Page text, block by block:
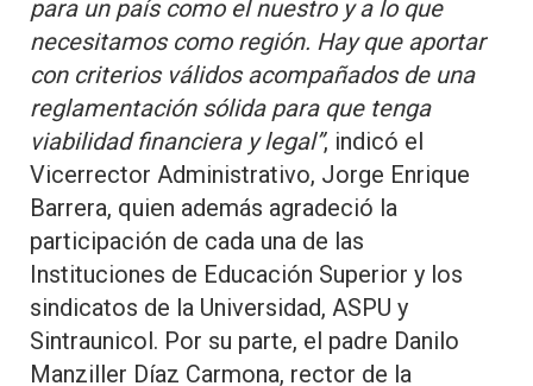
para un país como el nuestro y a lo que
necesitamos como región. Hay que aportar
con criterios válidos acompañados de una
reglamentación sólida para que tenga
viabilidad financiera y legal”, indicó el
Vicerrector Administrativo, Jorge Enrique
Barrera, quien además agradeció la
participación de cada una de las
Instituciones de Educación Superior y los
sindicatos de la Universidad, ASPU y
Sintraunicol. Por su parte, el padre Danilo
Manziller Díaz Carmona, rector de la